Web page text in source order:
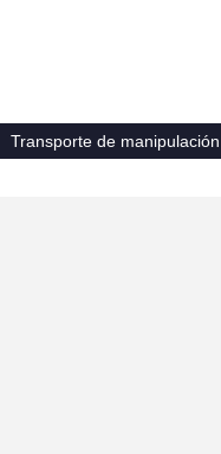
Transporte de